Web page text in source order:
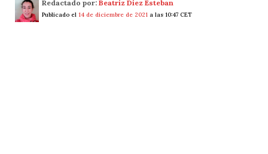
Redactado por: Beatriz Diez Esteban
Publicado el 14 de diciembre de 2021 a las 10:47 CET